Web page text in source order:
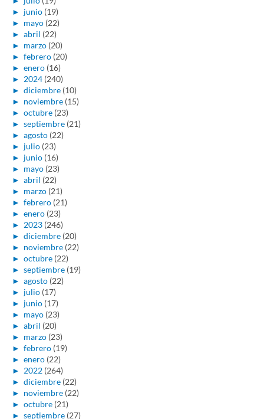
► junio (19)
► mayo (22)
► abril (22)
► marzo (20)
► febrero (20)
► enero (16)
► 2024 (240)
► diciembre (10)
► noviembre (15)
► octubre (23)
► septiembre (21)
► agosto (22)
► julio (23)
► junio (16)
► mayo (23)
► abril (22)
► marzo (21)
► febrero (21)
► enero (23)
► 2023 (246)
► diciembre (20)
► noviembre (22)
► octubre (22)
► septiembre (19)
► agosto (22)
► julio (17)
► junio (17)
► mayo (23)
► abril (20)
► marzo (23)
► febrero (19)
► enero (22)
► 2022 (264)
► diciembre (22)
► noviembre (22)
► octubre (21)
► septiembre (27)